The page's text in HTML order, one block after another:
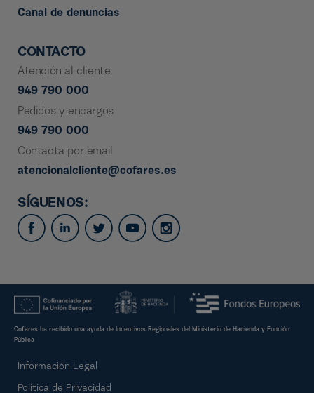
Canal de denuncias
CONTACTO
Atención al cliente
949 790 000
Pedidos y encargos
949 790 000
Contacta por email
atencionalcliente@cofares.es
SÍGUENOS:
Cofares ha recibido una ayuda de Incentivos Regionales del Ministerio de Hacienda y Función
Pública
Información Legal
Política de Privacidad